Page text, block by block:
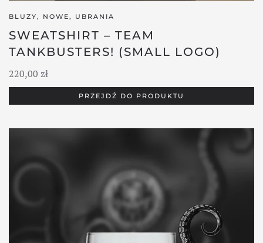
BLUZY, NOWE, UBRANIA
SWEATSHIRT – TEAM
TANKBUSTERS! (SMALL LOGO)
220,00 zł
PRZEJDŹ DO PRODUKTU